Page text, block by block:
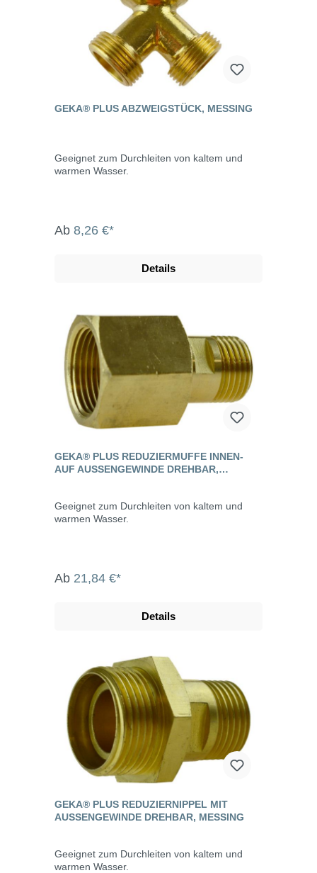
GEKA® PLUS ABZWEIGSTÜCK, MESSING
Geeignet zum Durchleiten von kaltem und
warmen Wasser.
Ab 8,26 €*
Details
GEKA® PLUS REDUZIERMUFFE INNEN-
AUF AUSSENGEWINDE DREHBAR, M
Geeignet zum Durchleiten von kaltem und
warmen Wasser.
Ab 21,84 €*
Details
GEKA® PLUS REDUZIERNIPPEL MIT
AUSSENGEWINDE DREHBAR, MESSING
Geeignet zum Durchleiten von kaltem und
warmen Wasser.